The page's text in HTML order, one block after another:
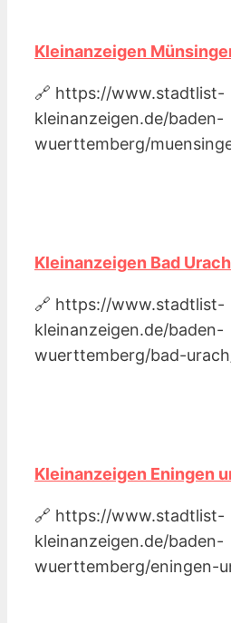
Kleinanzeigen
🔗 https://www.stadtlist-
kleinanzeigen.de/baden-
wuerttemberg/
Kleinanzeigen Bad Urach
🔗 https://www.stadtlist-
kleinanzeigen.de/baden-
wuerttemberg/bad-
Kleinanzeigen Eningen
🔗 https://www.stadtlist-
kleinanzeigen.de/baden-
wuerttemberg/eningen-